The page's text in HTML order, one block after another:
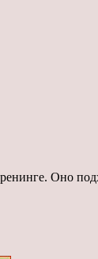
Оно